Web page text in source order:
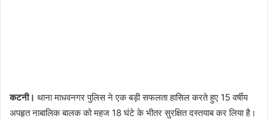
कटनी। थाना माधवनगर पुलिस ने एक बड़ी सफलता हासिल करते हुए 15 वर्षीय
अपहृत नाबालिक बालक को महज 18 घंटे के भीतर सुरक्षित दस्तयाब कर लिया है।